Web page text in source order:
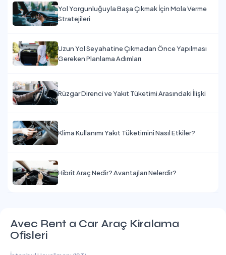
Yol Yorgunluğuyla Başa Çıkmak İçin Mola Verme
Stratejileri
Uzun Yol Seyahatine Çıkmadan Önce Yapılması
Gereken Planlama Adımları
Rüzgar Direnci ve Yakıt Tüketimi Arasındaki İlişki
Klima Kullanımı Yakıt Tüketimini Nasıl Etkiler?
Hibrit Araç Nedir? Avantajları Nelerdir?
Avec Rent a Car Araç Kiralama
Ofisleri